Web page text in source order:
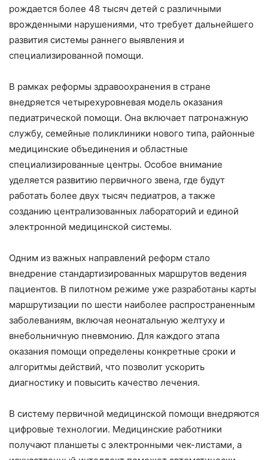
рождается более 48 тысяч детей с различными
врожденными нарушениями, что требует дальнейшего
развития системы раннего выявления и
специализированной помощи.
В рамках реформы здравоохранения в стране
внедряется четырехуровневая модель оказания
педиатрической помощи. Она включает патронажную
службу, семейные поликлиники нового типа, районные
медицинские объединения и областные
специализированные центры. Особое внимание
уделяется развитию первичного звена, где будут
работать более двух тысяч педиатров, а также
созданию централизованных лабораторий и единой
электронной медицинской системы.
Одним из важных направлений реформ стало
внедрение стандартизированных маршрутов ведения
пациентов. В пилотном режиме уже разработаны карты
маршрутизации по шести наиболее распространенным
заболеваниям, включая неонатальную желтуху и
внебольничную пневмонию. Для каждого этапа
оказания помощи определены конкретные сроки и
алгоритмы действий, что позволит ускорить
диагностику и повысить качество лечения.
В систему первичной медицинской помощи внедряются
цифровые технологии. Медицинские работники
получают планшеты с электронными чек-листами, а